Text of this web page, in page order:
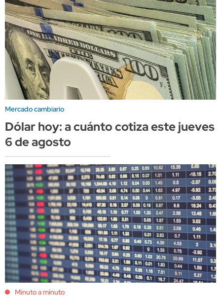
Mercado cambiario
Dólar hoy: a cuánto cotiza este jueves
6 de agosto
Minuto a minuto